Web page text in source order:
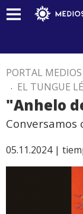
PORTAL
. EL TUNGUE LÉ
"Anhelo
05.11.2024 |